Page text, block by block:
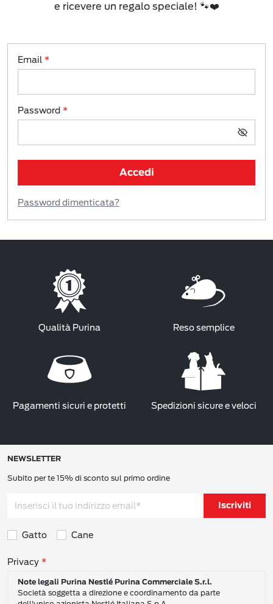
e ricevere un regalo speciale! 🐾❤️
Email
Password
Accedi
Password dimenticata?
Qualità Purina Reso semplice
Pagamenti sicuri e protetti Spedizioni sicure e veloci
NEWSLETTER
Subito per te 15% di sconto sul primo ordine
Iscriviti
Gatto Cane
Consensi sulla privacy
Privacy
Note legali Purina Nestlé Purina Commerciale S.r.l.
Società soggetta a direzione e coordinamento da parte